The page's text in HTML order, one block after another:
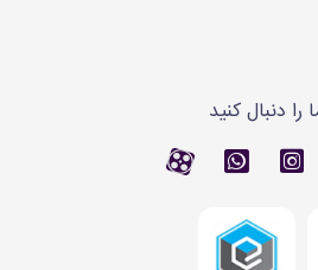
را دنبال کنید
کانال آپارات
تماس با واتس اپ
کانال آپارات